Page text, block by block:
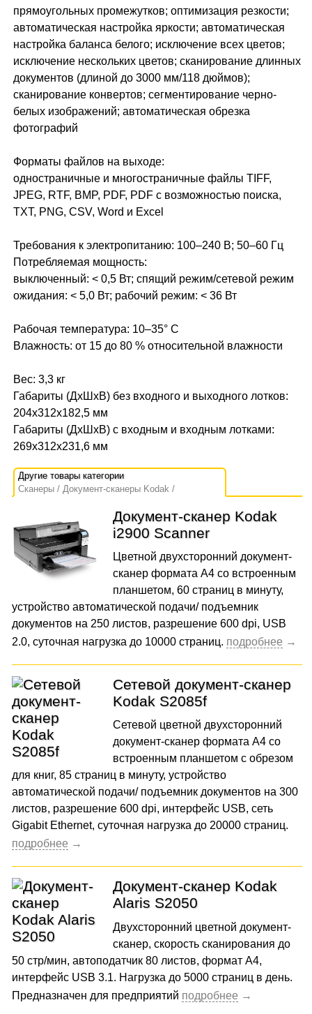
прямоугольных промежутков; оптимизация резкости;
автоматическая настройка яркости; автоматическая
настройка баланса белого; исключение всех цветов;
исключение нескольких цветов; сканирование длинных
документов (длиной до 3000 мм/118 дюймов);
сканирование конвертов; сегментирование черно-
белых изображений; автоматическая обрезка
фотографий
Форматы файлов на выходе:
одностраничные и многостраничные файлы TIFF,
JPEG, RTF, BMP, PDF, PDF с возможностью поиска,
TXT, PNG, CSV, Word и Excel
Требования к электропитанию: 100–240 В; 50–60 Гц
Потребляемая мощность:
выключенный: < 0,5 Вт; спящий режим/сетевой режим
ожидания: < 5,0 Вт; рабочий режим: < 36 Вт
Рабочая температура: 10–35° C
Влажность: от 15 до 80 % относительной влажности
Вес: 3,3 кг
Габариты (ДхШхВ) без входного и выходного лотков:
204х312х182,5 мм
Габариты (ДхШхВ) с входным и входным лотками:
269х312х231,6 мм
Сканеры Документ-сканеры Kodak
Документ-сканер Kodak
i2900 Scanner
Цветной двухсторонний документ-
сканер формата A4 со встроенным
планшетом, 60 страниц в минуту,
устройство автоматической подачи/ подъемник
документов на 250 листов, разрешение 600 dpi, USB
2.0, суточная нагрузка до 10000 страниц.
Сетевой документ-сканер
Kodak S2085f
Сетевой цветной двухсторонний
документ-сканер формата A4 со
встроенным планшетом с обрезом
для книг, 85 страниц в минуту, устройство
автоматической подачи/ подъемник документов на 300
листов, разрешение 600 dpi, интерфейс USB, сеть
Gigabit Ethernet, суточная нагрузка до 20000 страниц.
Документ-сканер Kodak
Alaris S2050
Двухсторонний цветной документ-
сканер, скорость сканирования до
50 стр/мин, автоподатчик 80 листов, формат А4,
интерфейс USB 3.1. Нагрузка до 5000 страниц в день.
Предназначен для предприятий